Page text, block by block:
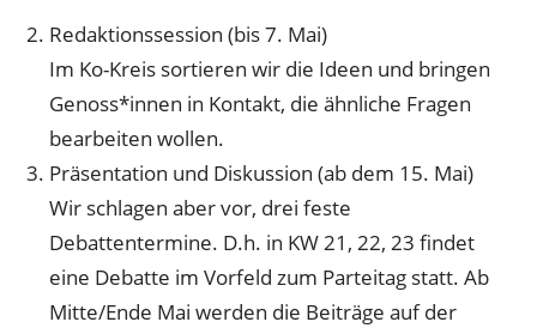
Redaktionssession (bis 7. Mai)
Im Ko-Kreis sortieren wir die Ideen und bringen
Genoss*innen in Kontakt, die ähnliche Fragen
bearbeiten wollen.
Präsentation und Diskussion (ab dem 15. Mai)
Wir schlagen aber vor, drei feste
Debattentermine. D.h. in KW 21, 22, 23 findet
eine Debatte im Vorfeld zum Parteitag statt. Ab
Mitte/Ende Mai werden die Beiträge auf der